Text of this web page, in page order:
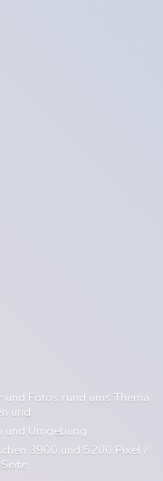
Fotos rund ums Thema
und
und Umgebung.
3900 und 5200 Pixel /